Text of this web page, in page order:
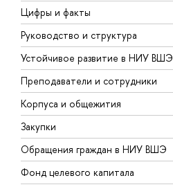
Цифры и факты
Руководство и структура
Устойчивое развитие в НИУ ВШЭ
Преподаватели и сотрудники
Корпуса и общежития
Закупки
Обращения граждан в НИУ ВШЭ
Фонд целевого капитала